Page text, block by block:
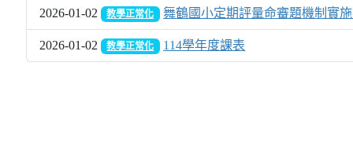
2026-01-02 教學正常化 舞鶴國小定期評量命審題機制實
2026-01-02 教學正常化 114學年度課表